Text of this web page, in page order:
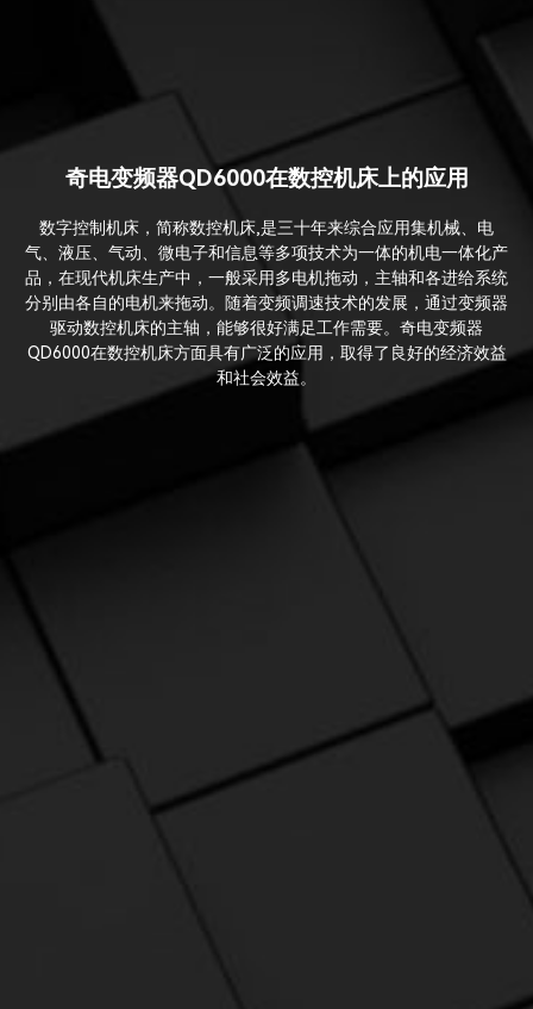
奇电变频器QD6000在数控机床上的应用
数字控制机床，简称数控机床,是三十年来综合应用集机械、电
气、液压、气动、微电子和信息等多项技术为一体的机电一体化产
品，在现代机床生产中，一般采用多电机拖动，主轴和各进给系统
分别由各自的电机来拖动。随着变频调速技术的发展，通过变频器
驱动数控机床的主轴，能够很好满足工作需要。奇电变频器
QD6000在数控机床方面具有广泛的应用，取得了良好的经济效益
和社会效益。